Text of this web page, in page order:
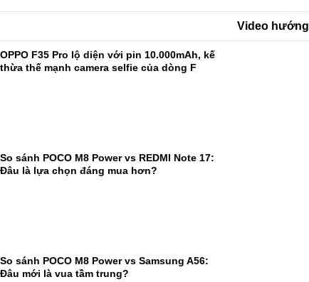
OPPO F35 Pro lộ diện với pin 10.000mAh, kế
thừa thế mạnh camera selfie của dòng F
So sánh POCO M8 Power vs REDMI Note 17:
Đâu là lựa chọn đáng mua hơn?
So sánh POCO M8 Power vs Samsung A56:
Đâu mới là vua tầm trung?
Video